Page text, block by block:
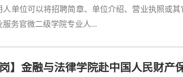
人单位可以将招聘简章、单位介绍、营业执照或其
服务官微二级学院专业人...